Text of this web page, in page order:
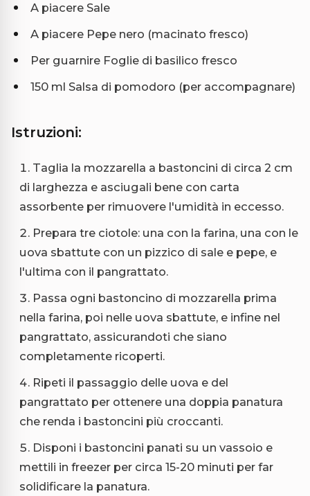
A piacere Sale
A piacere Pepe nero (macinato fresco)
Per guarnire Foglie di basilico fresco
150 ml Salsa di pomodoro (per accompagnare)
Istruzioni:
Taglia la mozzarella a bastoncini di circa 2 cm
di larghezza e asciugali bene con carta
assorbente per rimuovere l'umidità in eccesso.
Prepara tre ciotole: una con la farina, una con le
uova sbattute con un pizzico di sale e pepe, e
l'ultima con il pangrattato.
Passa ogni bastoncino di mozzarella prima
nella farina, poi nelle uova sbattute, e infine nel
pangrattato, assicurandoti che siano
completamente ricoperti.
Ripeti il passaggio delle uova e del
pangrattato per ottenere una doppia panatura
che renda i bastoncini più croccanti.
Disponi i bastoncini panati su un vassoio e
mettili in freezer per circa 15-20 minuti per far
solidificare la panatura.